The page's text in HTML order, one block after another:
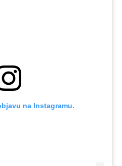
na Instagramu.